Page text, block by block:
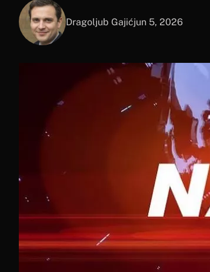
Dragoljub Gajićjun 5, 2026